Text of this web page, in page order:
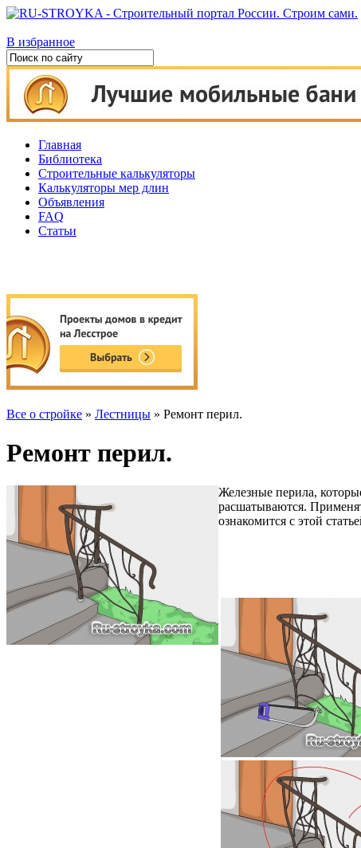
В избранное
Главная
Библиотека
Строительные калькуляторы
Калькуляторы мер длин
Объявления
FAQ
Статьи
Все о стройке » Лестницы » Ремонт перил.
Ремонт перил.
Железные перила,
расшатываются.
ознакомится с этой